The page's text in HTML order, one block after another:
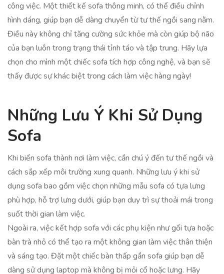
công việc. Một thiết kế sofa thông minh, có thể điều chỉnh
hình dáng, giúp bạn dễ dàng chuyển từ tư thế ngồi sang nằm.
Điều này không chỉ tăng cường sức khỏe mà còn giúp bộ não
của bạn luôn trong trạng thái tỉnh táo và tập trung. Hãy lựa
chọn cho mình một chiếc sofa tích hợp công nghệ, và bạn sẽ
thấy được sự khác biệt trong cách làm việc hàng ngày!
Những Lưu Ý Khi Sử Dụng
Sofa
Khi biến sofa thành nơi làm việc, cần chú ý đến tư thế ngồi và
cách sắp xếp môi trường xung quanh. Những lưu ý khi sử
dụng sofa bao gồm việc chọn những mẫu sofa có tựa lưng
phù hợp, hỗ trợ lưng dưới, giúp bạn duy trì sự thoải mái trong
suốt thời gian làm việc.
Ngoài ra, việc kết hợp sofa với các phụ kiện như gối tựa hoặc
bàn trà nhỏ có thể tạo ra một không gian làm việc thân thiện
và sáng tạo. Đặt một chiếc bàn thấp gần sofa giúp bạn dễ
dàng sử dụng laptop mà không bị mỏi cổ hoặc lưng. Hãy